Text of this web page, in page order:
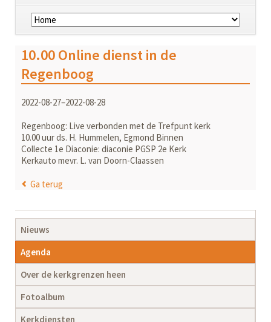
Navigatie
overslaan
10.00 Online dienst in de
Regenboog
2022-08-27–2022-08-28
Regenboog: Live verbonden met de Trefpunt kerk
10.00 uur ds. H. Hummelen, Egmond Binnen
Collecte 1e Diaconie: diaconie PGSP 2e Kerk
Kerkauto mevr. L. van Doorn-Claassen
Ga terug
Navigatie
overslaan
Nieuws
Agenda
Over de kerkgrenzen heen
Fotoalbum
Kerkdiensten